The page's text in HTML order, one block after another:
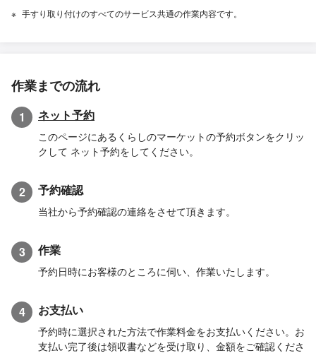
手すり取り付けのすべてのサービス共通の作業内容です。
作業までの流れ
1 ネット予約
このページにあるくらしのマーケットの予約ボタンをクリッ
クして ネット予約をしてください。
2 予約確認
当社から予約確認の連絡をさせて頂きます。
3 作業
予約日時にお客様のところに伺い、作業いたします。
4 お支払い
予約時に選択された方法で作業料金をお支払いください。お
支払い完了後は領収書などを受け取り、金額をご確認くださ